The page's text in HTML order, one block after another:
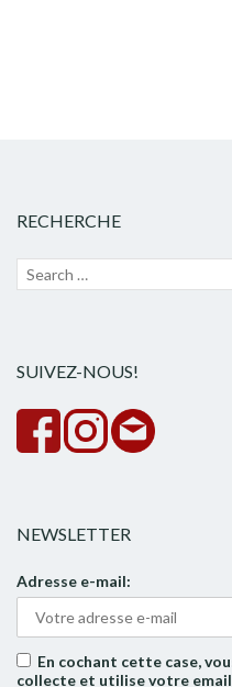
RECHERCHE
Recherche
SUIVEZ-NOUS!
NEWSLETTER
Adresse e-mail:
En cochant cette case,
collecte et utilise votre